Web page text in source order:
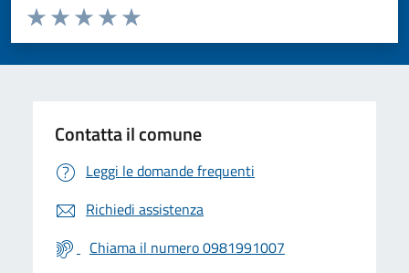
Valuta da 1 a 5 stelle la pagina
Valuta 5 stelle su 5
Valuta 4 stelle su 5
Valuta 3 stelle su 5
Valuta 2 stelle su 5
Valuta 1 stelle su 5
Contatta il comune
Leggi le domande frequenti
Richiedi assistenza
Chiama il numero 0981991007